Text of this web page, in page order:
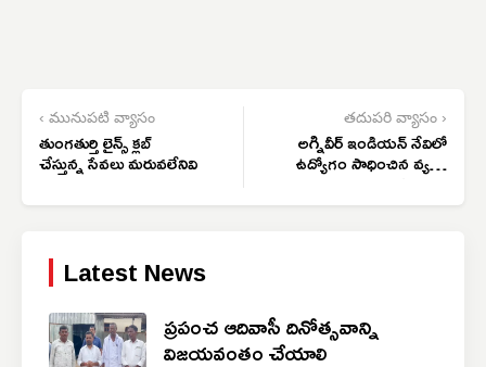
‹ మునుపటి వ్యాసం
తుంగతుర్తి లైన్స్ క్లబ్
చేస్తున్న సేవలు మరువలేనివి
తదుపరి వ్యాసం ›
అగ్నివీర్ ఇండియన్ నేవిలో
ఉద్యోగం సాధించిన వ్యక్తికి
సన్మానం
Latest News
ప్రపంచ ఆదివాసీ దినోత్సవాన్ని
విజయవంతం చేయాలి